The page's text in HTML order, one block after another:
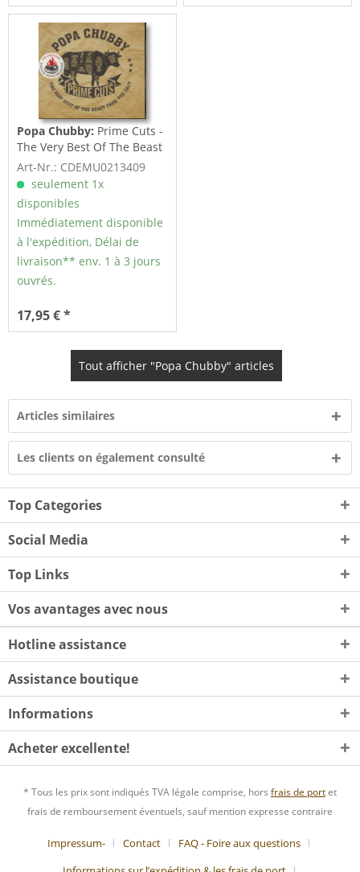
Popa Chubby: Prime Cuts -
The Very Best Of The Beast
From...
Art-Nr.: CDEMU0213409
seulement 1x
disponibles
Immédiatement disponible
à l'expédition, Délai de
livraison** env. 1 à 3 jours
ouvrés.
17,95 € *
Tout afficher "Popa Chubby" articles
Articles similaires
Les clients on également consulté
Top Categories
Social Media
Top Links
Vos avantages avec nous
Hotline assistance
Assistance boutique
Informations
Acheter excellente!
* Tous les prix sont indiqués TVA légale comprise, hors frais de portet
frais de remboursement éventuels, sauf mention expresse contraire
Impressum- Contact
FAQ - Foire aux questions